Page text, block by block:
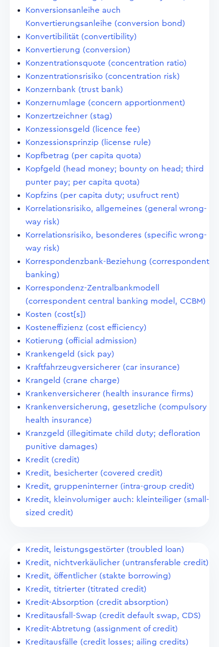
Konversionsanleihe auch
Konvertierungsanleihe (conversion bond)
Konvertibilität (convertibility)
Konvertierung (conversion)
Konzentrationsquote (concentration ratio)
Konzentrationsrisiko (concentration risk)
Konzernbank (trust bank)
Konzernumlage (concern apportionment)
Konzertzeichner (stag)
Konzessionsgeld (licence fee)
Konzessionsprinzip (license rule)
Kopfbetrag (per capita quota)
Kopfgeld (head money; bounty on head; third
punter pay; per capita quota)
Kopfzins (per capita duty; usufruct rent)
Korrelationsrisiko, allgemeines (general wrong-
way risk)
Korrelationsrisiko, besonderes (specific wrong-
way risk)
Korrespondenzbank-Beziehung (correspondent
banking)
Korrespondenz-Zentralbankmodell
(correspondent central banking model, CCBM)
Kosten (cost[s])
Kosteneffizienz (cost efficiency)
Kotierung (official admission)
Krankengeld (sick pay)
Kraftfahrzeugversicherer (car insurance)
Krangeld (crane charge)
Krankenversicherer (health insurance firms)
Krankenversicherung, gesetzliche (compulsory
health insurance)
Kranzgeld (illegitimate child duty; defloration
punitive damages)
Kredit (credit)
Kredit, besicherter (covered credit)
Kredit, gruppeninterner (intra-group credit)
Kredit, kleinvolumiger auch: kleinteiliger (small-
sized credit)
Kredit, leistungsgestörter (troubled loan)
Kredit, nichtverkäulicher (untransferable credit)
Kredit, öffentlicher (stakte borrowing)
Kredit, titrierter (titrated credit)
Kredit-Absorption (credit absorption)
Kreditausfall-Swap (credit default swap, CDS)
Kredit-Abtretung (assignment of credit)
Kreditausfälle (credit losses; ailing credits)